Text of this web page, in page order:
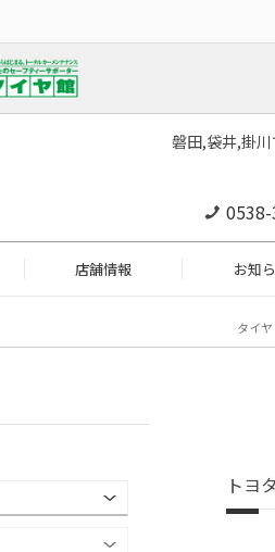
磐田,袋井,掛
店舗情報 お知
タイ
トヨ